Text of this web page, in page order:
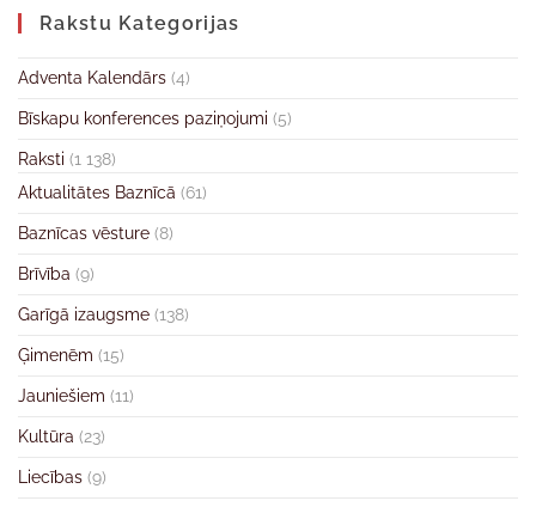
Rakstu Kategorijas
Adventa Kalendārs (4)
Bīskapu konferences paziņojumi (5)
Raksti (1 138)
Aktualitātes Baznīcā (61)
Baznīcas vēsture (8)
Brīvība (9)
Garīgā izaugsme (138)
Ģimenēm (15)
Jauniešiem (11)
Kultūra (23)
Liecības (9)